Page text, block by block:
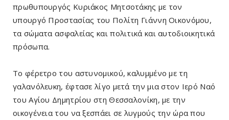
πρωθυπουργός Κυριάκος Μητσοτάκης με τον
υπουργό Προστασίας του Πολίτη Γιάννη Οικονόμου,
τα σώματα ασφαλείας και πολιτικά και αυτοδιοικητικά
πρόσωπα.
Το φέρετρο του αστυνομικού, καλυμμένο με τη
γαλανόλευκη, έφτασε λίγο μετά την μια στον Ιερό Ναό
του Αγίου Δημητρίου στη Θεσσαλονίκη, με την
οικογένεια του να ξεσπάει σε λυγμούς την ώρα που